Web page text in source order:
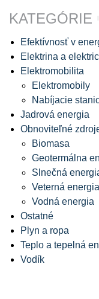
KATEGÓRIE
Efektívnosť v
Elektrina a
Elektromobilita
Elektromobily
Nabíjacie
Jadrová energia
Obnoviteľné
Biomasa
Geotermálna
Slnečná
Veterná energia
Vodná energia
Ostatné
Plyn a ropa
Teplo a tepelná
Vodík